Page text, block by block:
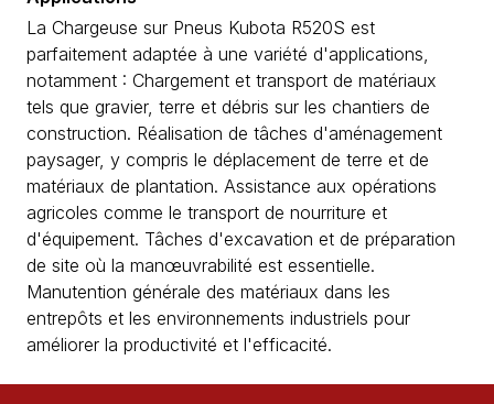
La Chargeuse sur Pneus Kubota R520S est
parfaitement adaptée à une variété d'applications,
notamment : Chargement et transport de matériaux
tels que gravier, terre et débris sur les chantiers de
construction. Réalisation de tâches d'aménagement
paysager, y compris le déplacement de terre et de
matériaux de plantation. Assistance aux opérations
agricoles comme le transport de nourriture et
d'équipement. Tâches d'excavation et de préparation
de site où la manœuvrabilité est essentielle.
Manutention générale des matériaux dans les
entrepôts et les environnements industriels pour
améliorer la productivité et l'efficacité.